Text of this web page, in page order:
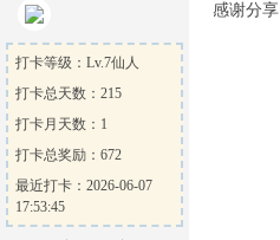
打卡等级：Lv.7仙人
打卡总天数：215
打卡月天数：1
打卡总奖励：672
最近打卡：2026-06-07
17:53:45
感谢分享